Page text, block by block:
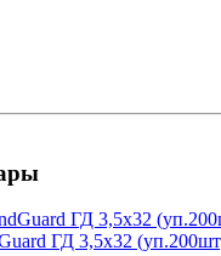
ГД 3,5х32